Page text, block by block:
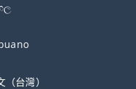
（台灣）